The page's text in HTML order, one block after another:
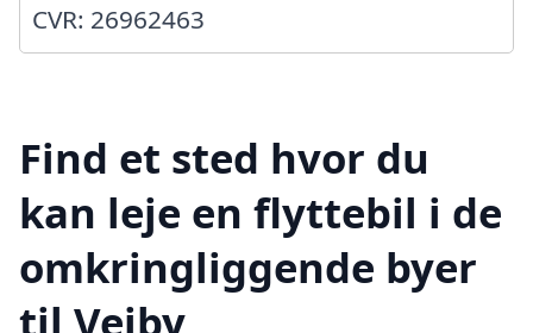
CVR: 26962463
Find et sted hvor du
kan leje en flyttebil i de
omkringliggende byer
til Vejby